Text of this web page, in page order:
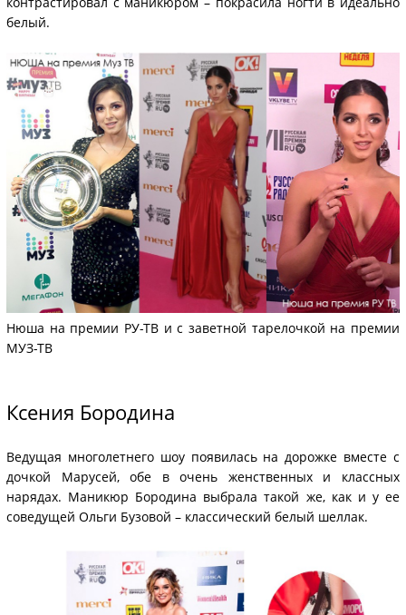
белый.
Нюша на премии РУ-ТВ и с заветной тарелочкой на премии
МУЗ-ТВ
Ксения Бородина
Ведущая многолетнего шоу появилась на дорожке вместе с
дочкой Марусей, обе в очень женственных и классных
нарядах. Маникюр Бородина выбрала такой же, как и у ее
соведущей Ольги Бузовой – классический белый шеллак.